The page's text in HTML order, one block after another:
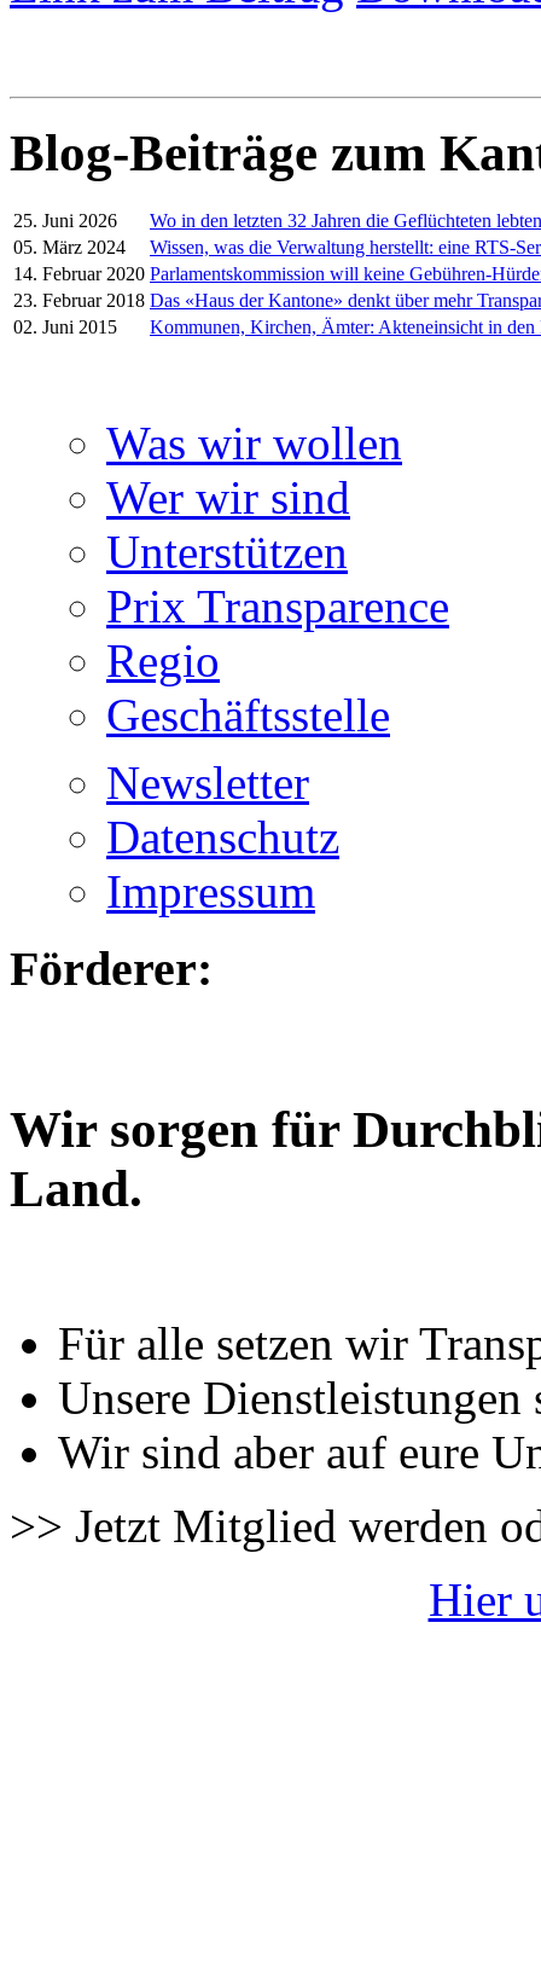
Blog-Beiträge zum
25. Juni 2026
Wo in den letzten 32 Jahren die Geflüchteten lebten
05. März 2024
Wissen, was die Verwaltung herstellt: eine RTS-
14. Februar 2020 Parlamentskommission will keine Gebühren-
23. Februar 2018 Das «Haus der Kantone» denkt über mehr
02. Juni 2015
Kommunen, Kirchen, Ämter: Akteneinsicht in den
Was wir wollen
Wer wir sind
Unterstützen
Prix Transparence
Regio
Geschäftsstelle
Newsletter
Datenschutz
Impressum
Förderer:
Wir sorgen für
Land.
Für alle setzen wir
Unsere Dienstleistungen
Wir sind aber auf eure
>> Jetzt Mitglied werden
Hier